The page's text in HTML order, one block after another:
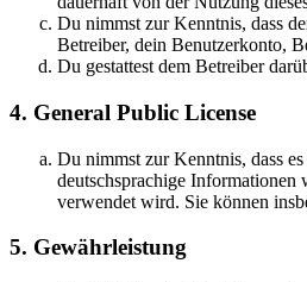
Du nimmst zur Kenntnis, dass
Betreiber, dein Benutzerkonto,
Du gestattest dem Betreiber
4. General Public License
Du nimmst zur Kenntnis, dass
deutschsprachige
verwendet wird. Sie können
5. Gewährleistung